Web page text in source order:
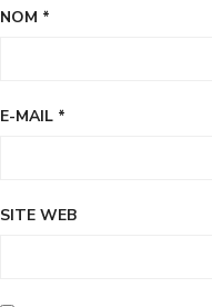
NOM *
E-MAIL *
SITE WEB